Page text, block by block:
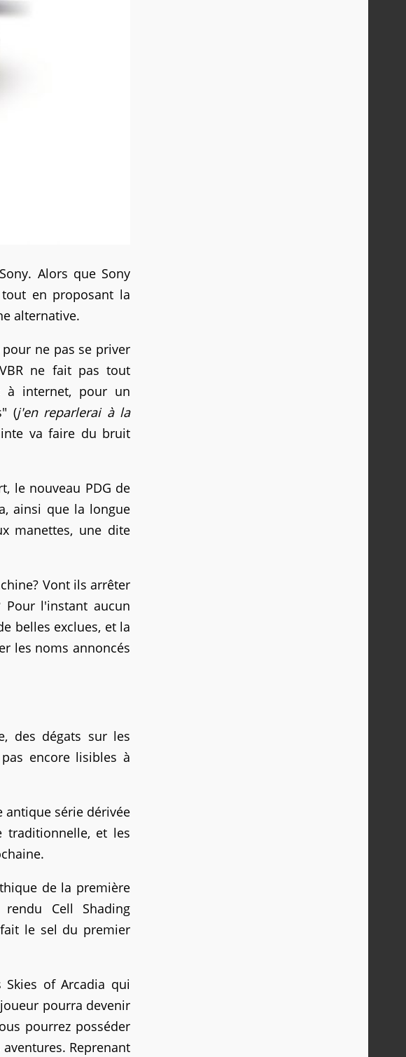
Alors que Sony
en proposant la
alternative.
ne pas se priver
ne fait pas tout
à internet, pour un
(j'en reparlerai à la
va faire du bruit
le nouveau PDG de
ainsi que la longue
manettes, une dite
Vont ils arrêter
Pour l'instant aucun
belles exclues, et la
les noms annoncés
des dégats sur les
encore lisibles à
antique série dérivée
traditionnelle, et les
de la première
Cell Shading
le sel du premier
of Arcadia qui
pourra devenir
pourrez posséder
Reprenant